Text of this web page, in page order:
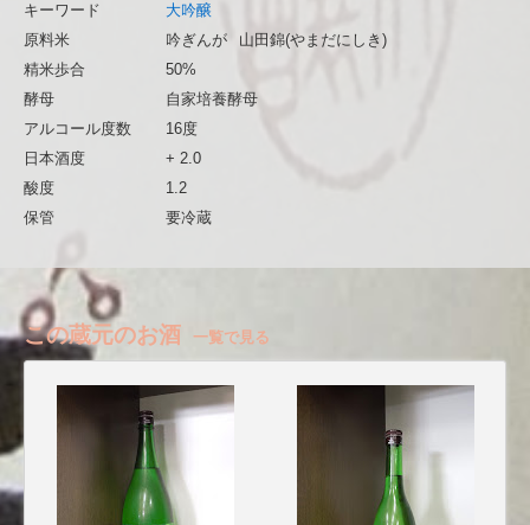
キーワード
大吟醸
原料米
吟ぎんが
山田錦(やまだにしき)
精米歩合
50%
酵母
自家培養酵母
アルコール度数
16度
日本酒度
+ 2.0
酸度
1.2
保管
要冷蔵
この蔵元のお酒 一覧で見る